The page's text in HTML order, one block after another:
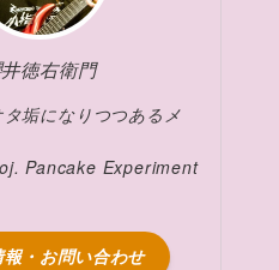
徳右衛門
垢になりつつあるメ
Pancake Experiment
・お問い合わせ